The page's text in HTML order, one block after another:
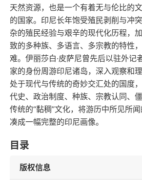
天然资源，也是一个有着无与伦比的
的国家。印尼长年饱受殖民剥削与冲
杂的殖民经验与艰辛的现代化历程，
致的多种族、多语言、多宗教的特性
难。伊丽莎白·皮萨尼曾先后以驻外记
家的身份周游印尼诸岛，深入观察和
处于现代与传统的奇妙交汇处的国度
代史、政治制度、种族、宗教认同、
传统的“黏稠”文化，将游历中所见所
凑成一幅完整的印尼画像。
目录
版权信息